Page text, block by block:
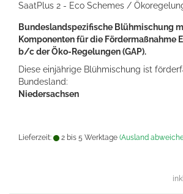
SaatPlus 2 - Eco Schemes /
Bundeslandspezifische Blühmischung
Komponenten für die Fördermaßnahme
b/c der Öko-Regelungen (GAP).
Diese einjährige Blühmischung ist
Bundesland:
Niedersachsen
Lieferzeit: 2 bis 5 Werktage (Ausland